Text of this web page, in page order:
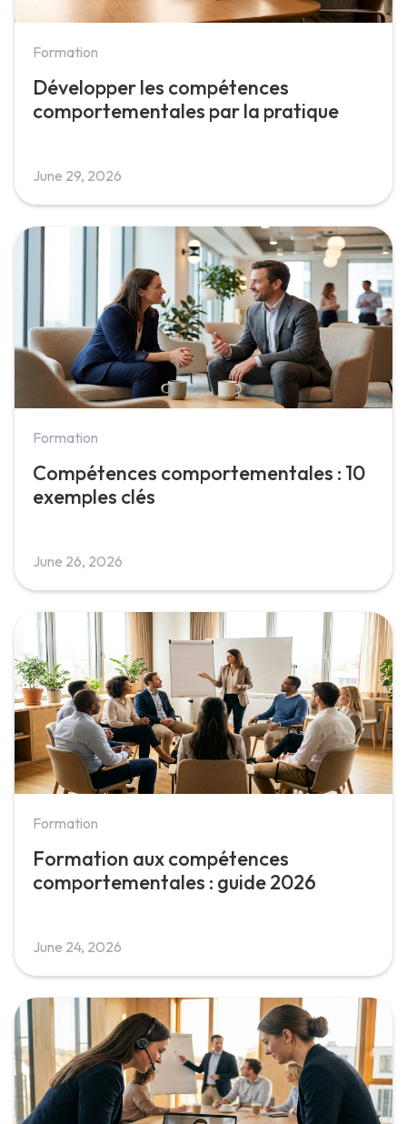
Formation
Développer les compétences
comportementales par la pratique
June 29, 2026
Formation
Compétences comportementales : 10
exemples clés
June 26, 2026
Formation
Formation aux compétences
comportementales : guide 2026
June 24, 2026